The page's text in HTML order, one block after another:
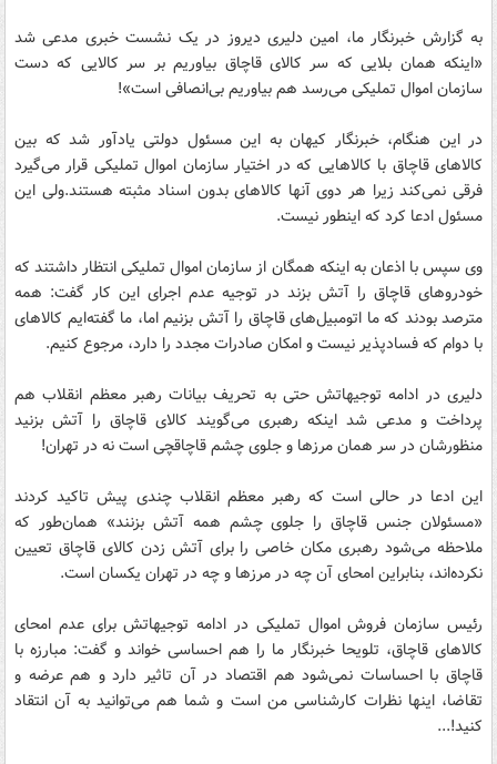
به گزارش خبرنگار ما، امین دلیری دیروز در یک نشست خبری مدعی شد
«اینکه همان بلایی که سر کالای قاچاق بیاوریم بر سر کالایی که دست
سازمان اموال تملیکی می‌رسد هم بیاوریم بی‌انصافی است»!
در این هنگام، خبرنگار کیهان به این مسئول دولتی یادآور شد که بین
کالاهای قاچاق با کالاهایی که در اختیار سازمان اموال تملیکی قرار می‌گیرد
فرقی نمی‌کند زیرا هر دوی آنها کالاهای بدون اسناد مثبته هستند.ولی این
مسئول ادعا کرد که اینطور نیست.
وی سپس با اذعان به اینکه همگان از سازمان اموال تملیکی انتظار داشتند که
خودروهای قاچاق را آتش بزند در توجیه عدم اجرای این کار گفت: همه
مترصد بودند که ما اتومبیل‌های قاچاق را آتش بزنیم اما، ما گفته‌ایم کالاهای
با دوام که فسادپذیر نیست و امکان صادرات مجدد را دارد، مرجوع کنیم.
دلیری در ادامه توجیهاتش حتی به تحریف بیانات رهبر معظم انقلاب هم
پرداخت و مدعی شد اینکه رهبری می‌گویند کالای قاچاق را آتش بزنید
منظورشان در سر همان مرزها و جلوی چشم قاچاقچی است نه در تهران!
این ادعا در حالی است که رهبر معظم انقلاب چندی پیش تاکید کردند
«مسئولان جنس قاچاق را جلوی چشم همه آتش بزنند» همان‌طور که
ملاحظه می‌شود رهبری مکان خاصی را برای آتش زدن کالای قاچاق تعیین
نکرده‌اند، بنابراین امحای آن چه در مرزها و چه در تهران یکسان است.
رئیس سازمان فروش اموال تملیکی در ادامه توجیهاتش برای عدم امحای
کالاهای قاچاق، تلویحا خبرنگار ما را هم احساسی خواند و گفت: مبارزه با
قاچاق با احساسات نمی‌شود هم اقتصاد در آن تاثیر دارد و هم عرضه و
تقاضا، اینها نظرات کارشناسی من است و شما هم می‌توانید به آن انتقاد
کنید!...